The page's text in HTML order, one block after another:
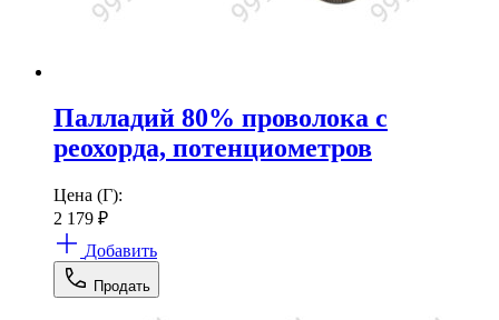
Палладий 80% проволока с
реохорда, потенциометров
Цена (Г):
2 179 ₽
Добавить
Продать